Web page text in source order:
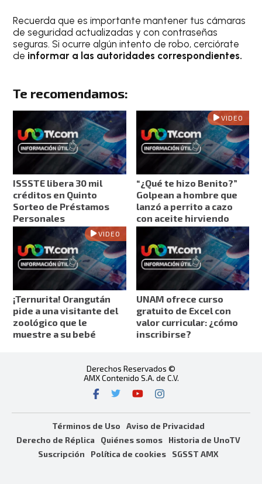
Recuerda que es importante mantener tus cámaras
de seguridad actualizadas y con contraseñas
seguras. Si ocurre algún intento de robo, cerciórate
de informar a las autoridades correspondientes.
Te recomendamos:
ISSSTE libera 30 mil
créditos en Quinto
Sorteo de Préstamos
Personales
VIDEO
“¿Qué te hizo Benito?”
Golpean a hombre que
lanzó a perrito a cazo
con aceite hirviendo
VIDEO
¡Ternurita! Orangután
pide a una visitante del
zoológico que le
muestre a su bebé
UNAM ofrece curso
gratuito de Excel con
valor curricular: ¿cómo
inscribirse?
Derechos Reservados ©
AMX Contenido S.A. de C.V.
Términos de Uso
Aviso de Privacidad
Derecho de Réplica
Quiénes somos
Historia de UnoTV
Suscripción
Política de cookies SGSST AMX